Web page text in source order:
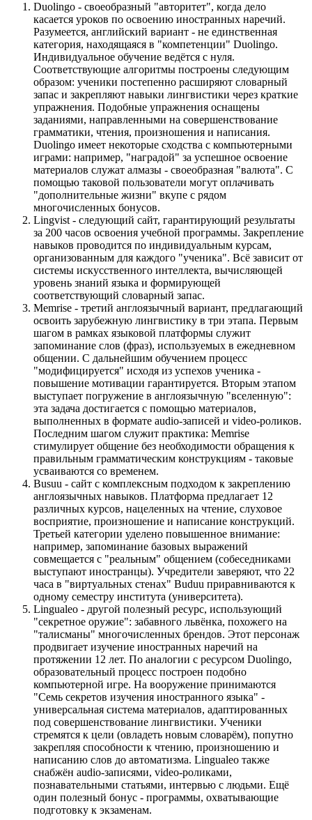
Duolingo - своеобразный "авторитет", когда дело
касается уроков по освоению иностранных наречий.
Разумеется, английский вариант - не единственная
категория, находящаяся в "компетенции" Duolingo.
Индивидуальное обучение ведётся с нуля.
Соответствующие алгоритмы построены следующим
образом: ученики постепенно расширяют словарный
запас и закрепляют навыки лингвистики через краткие
упражнения. Подобные упражнения оснащены
заданиями, направленными на совершенствование
грамматики, чтения, произношения и написания.
Duolingo имеет некоторые сходства с компьютерными
играми: например, "наградой" за успешное освоение
материалов служат алмазы - своеобразная "валюта". С
помощью таковой пользователи могут оплачивать
"дополнительные жизни" вкупе с рядом
многочисленных бонусов.
Lingvist - следующий сайт, гарантирующий результаты
за 200 часов освоения учебной программы. Закрепление
навыков проводится по индивидуальным курсам,
организованным для каждого "ученика". Всё зависит от
системы искусственного интеллекта, вычисляющей
уровень знаний языка и формирующей
соответствующий словарный запас.
Memrise - третий англоязычный вариант, предлагающий
освоить зарубежную лингвистику в три этапа. Первым
шагом в рамках языковой платформы служит
запоминание слов (фраз), используемых в ежедневном
общении. С дальнейшим обучением процесс
"модифицируется" исходя из успехов ученика -
повышение мотивации гарантируется. Вторым этапом
выступает погружение в англоязычную "вселенную":
эта задача достигается с помощью материалов,
выполненных в формате audio-записей и video-роликов.
Последним шагом служит практика: Memrise
стимулирует общение без необходимости обращения к
правильным грамматическим конструкциям - таковые
усваиваются со временем.
Busuu - сайт с комплексным подходом к закреплению
англоязычных навыков. Платформа предлагает 12
различных курсов, нацеленных на чтение, слуховое
восприятие, произношение и написание конструкций.
Третьей категории уделено повышенное внимание:
например, запоминание базовых выражений
совмещается с "реальным" общением (собеседниками
выступают иностранцы). Учредители заверяют, что 22
часа в "виртуальных стенах" Buduu приравниваются к
одному семестру института (университета).
Lingualeo - другой полезный ресурс, использующий
"секретное оружие": забавного львёнка, похожего на
"талисманы" многочисленных брендов. Этот персонаж
продвигает изучение иностранных наречий на
протяжении 12 лет. По аналогии с ресурсом Duolingo,
образовательный процесс построен подобно
компьютерной игре. На вооружение принимаются
"Семь секретов изучения иностранного языка" -
универсальная система материалов, адаптированных
под совершенствование лингвистики. Ученики
стремятся к цели (овладеть новым словарём), попутно
закрепляя способности к чтению, произношению и
написанию слов до автоматизма. Lingualeo также
снабжён audio-записями, video-роликами,
познавательными статьями, интервью с людьми. Ещё
один полезный бонус - программы, охватывающие
подготовку к экзаменам.